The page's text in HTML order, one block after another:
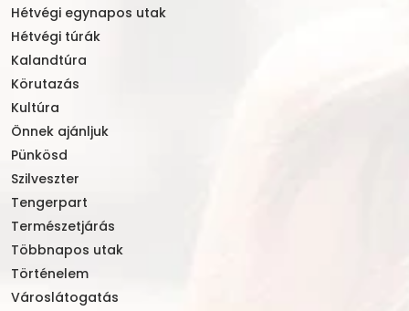
Hétvégi egynapos utak
Hétvégi túrák
Kalandtúra
Körutazás
Kultúra
Önnek ajánljuk
Pünkösd
Szilveszter
Tengerpart
Természetjárás
Többnapos utak
Történelem
Városlátogatás